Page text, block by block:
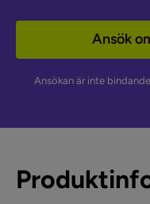
Ansök
Ansökan är inte